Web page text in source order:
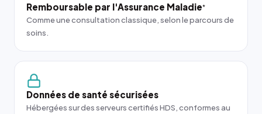
Remboursable par l'Assurance Maladie*
Comme une consultation classique, selon le parcours de
soins.
Données de santé sécurisées
Hébergées sur des serveurs certifiés HDS, conformes au